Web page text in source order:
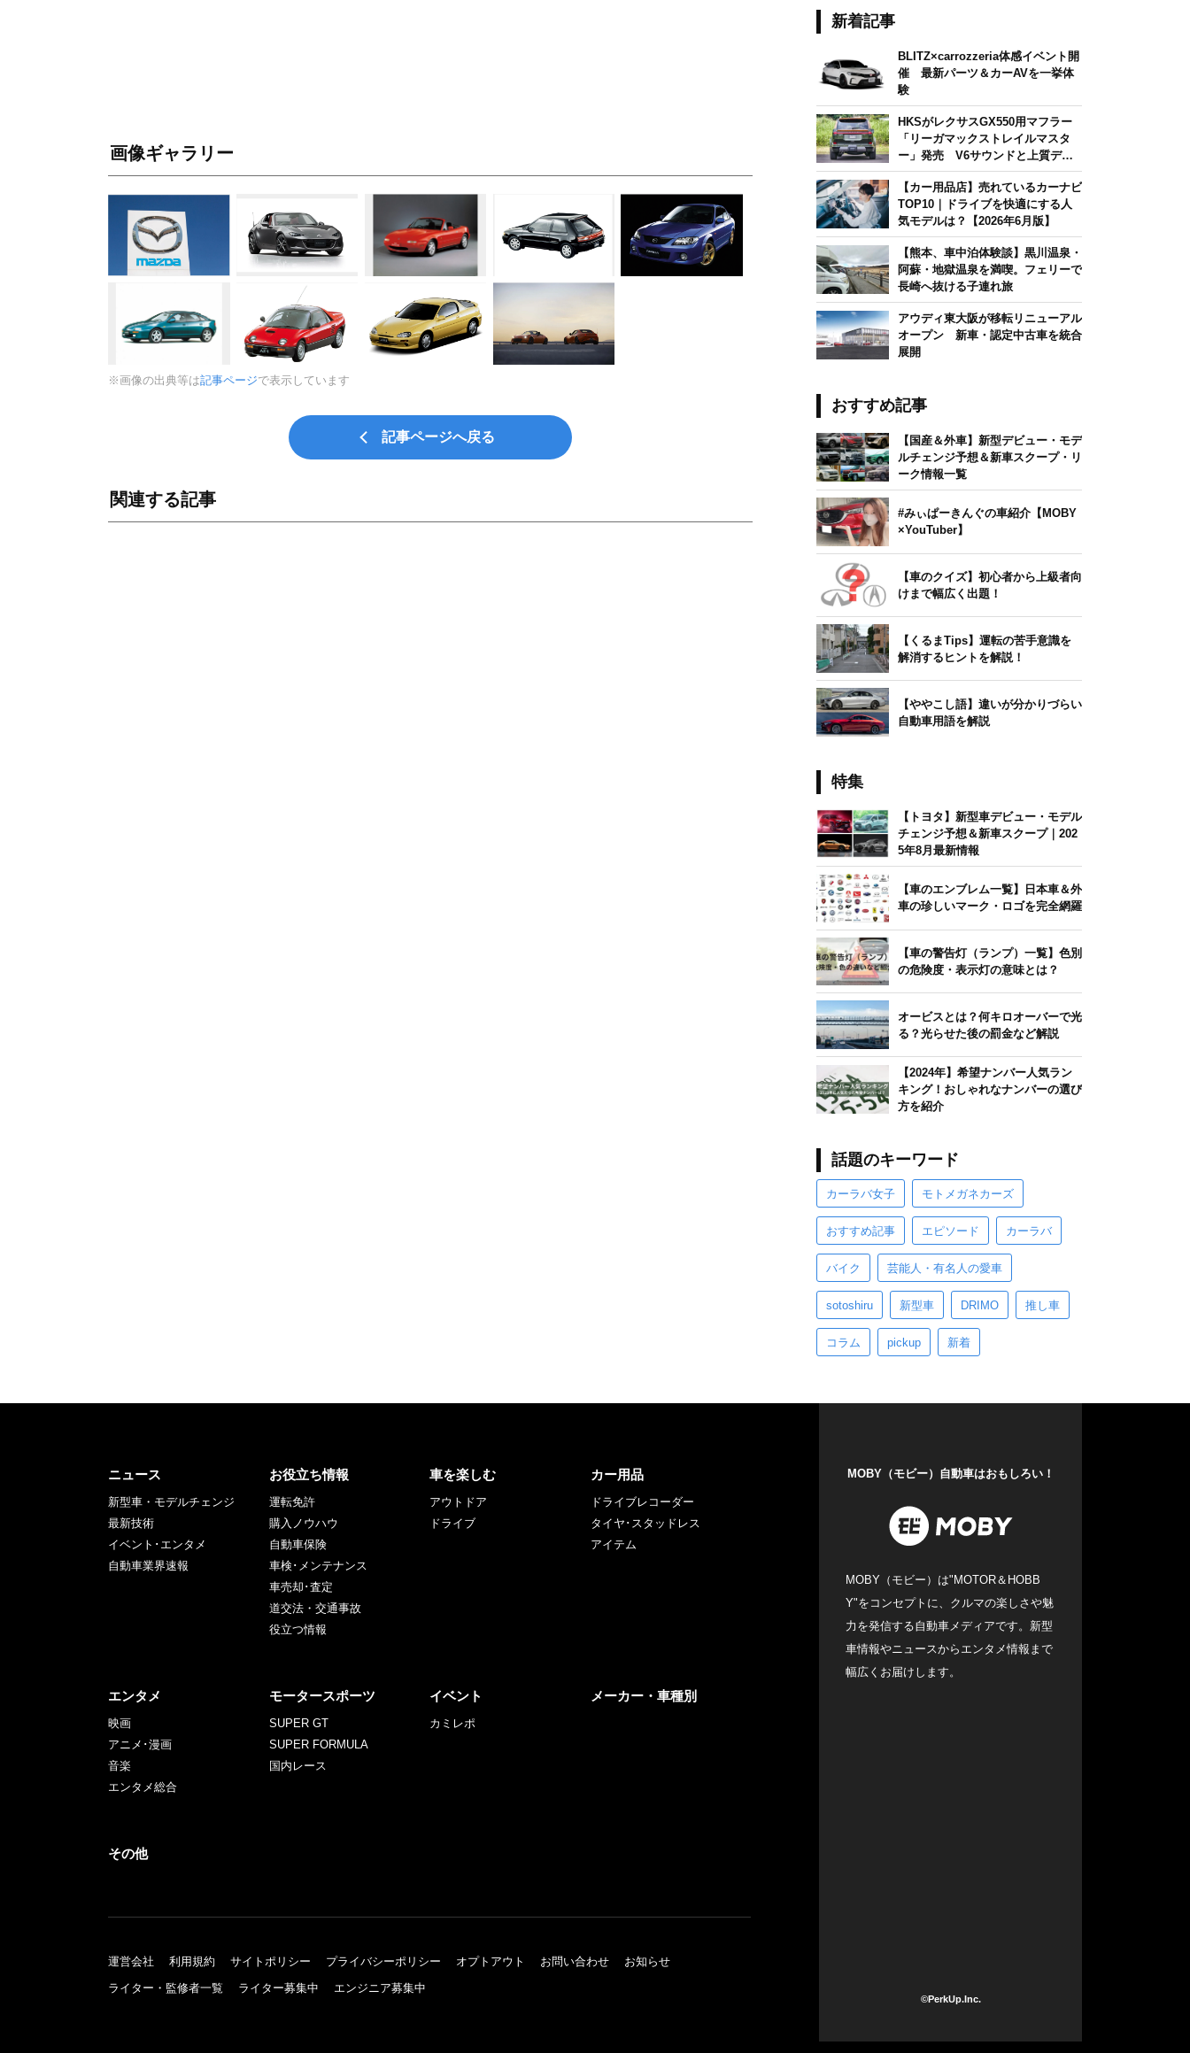
画像ギャラリー
※画像の出典等は記事ページで表示しています
記事ページへ戻る
関連する記事
新着記事
BLITZ×carrozzeria体感イベント開
催 最新パーツ＆カーAVを一挙体
験
HKSがレクサスGX550用マフラー
「リーガマックストレイルマスタ
ー」発売 V6サウンドと上質デザ
インを両立
【カー用品店】売れているカーナビ
TOP10｜ドライブを快適にする人
気モデルは？【2026年6月版】
【熊本、車中泊体験談】黒川温泉・
阿蘇・地獄温泉を満喫。フェリーで
長崎へ抜ける子連れ旅
アウディ東大阪が移転リニューアル
オープン 新車・認定中古車を統合
展開
おすすめ記事
【国産＆外車】新型デビュー・モデ
ルチェンジ予想＆新車スクープ・リ
ーク情報一覧
#みぃぱーきんぐの車紹介【MOBY
×YouTuber】
【車のクイズ】初心者から上級者向
けまで幅広く出題！
【くるまTips】運転の苦手意識を
解消するヒントを解説！
【ややこし語】違いが分かりづらい
自動車用語を解説
特集
【トヨタ】新型車デビュー・モデル
チェンジ予想＆新車スクープ｜202
5年8月最新情報
【車のエンブレム一覧】日本車＆外
車の珍しいマーク・ロゴを完全網羅
【車の警告灯（ランプ）一覧】色別
の危険度・表示灯の意味とは？
オービスとは？何キロオーバーで光
る？光らせた後の罰金など解説
【2024年】希望ナンバー人気ラン
キング！おしゃれなナンバーの選び
方を紹介
話題のキーワード
カーラバ女子 モトメガネカーズ
おすすめ記事 エピソード カーラバ
バイク 芸能人・有名人の愛車
sotoshiru 新型車 DRIMO 推し車
コラム pickup 新着
ニュース
新型車・モデルチェンジ
最新技術
イベント･エンタメ
自動車業界速報
お役立ち情報
運転免許
購入ノウハウ
自動車保険
車検･メンテナンス
車売却･査定
道交法・交通事故
役立つ情報
車を楽しむ
アウトドア
ドライブ
カー用品
ドライブレコーダー
タイヤ･スタッドレス
アイテム
エンタメ
映画
アニメ･漫画
音楽
エンタメ総合
モータースポーツ
SUPER GT
SUPER FORMULA
国内レース
イベント
カミレポ
メーカー・車種別
その他
運営会社 利用規約 サイトポリシー プライバシーポリシー オプトアウト お問い合わせ
お知らせ
ライター・監修者一覧
ライター募集中 エンジニア募集中
MOBY（モビー）自動車はおもしろい！
MOBY（モビー）は"MOTOR＆HOBB
Y"をコンセプトに、クルマの楽しさや魅
力を発信する自動車メディアです。新型
車情報やニュースからエンタメ情報まで
幅広くお届けします。
©PerkUp.Inc.